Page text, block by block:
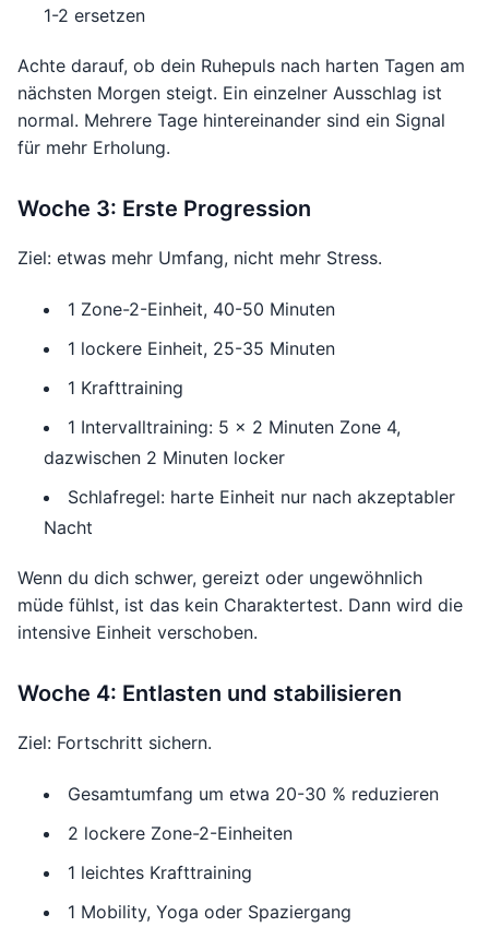
1-2 ersetzen
Achte darauf, ob dein Ruhepuls nach harten Tagen am
nächsten Morgen steigt. Ein einzelner Ausschlag ist
normal. Mehrere Tage hintereinander sind ein Signal
für mehr Erholung.
Woche 3: Erste Progression
Ziel: etwas mehr Umfang, nicht mehr Stress.
1 Zone-2-Einheit, 40-50 Minuten
1 lockere Einheit, 25-35 Minuten
1 Krafttraining
1 Intervalltraining: 5 x 2 Minuten Zone 4,
dazwischen 2 Minuten locker
Schlafregel: harte Einheit nur nach akzeptabler
Nacht
Wenn du dich schwer, gereizt oder ungewöhnlich
müde fühlst, ist das kein Charaktertest. Dann wird die
intensive Einheit verschoben.
Woche 4: Entlasten und stabilisieren
Ziel: Fortschritt sichern.
Gesamtumfang um etwa 20-30 % reduzieren
2 lockere Zone-2-Einheiten
1 leichtes Krafttraining
1 Mobility, Yoga oder Spaziergang